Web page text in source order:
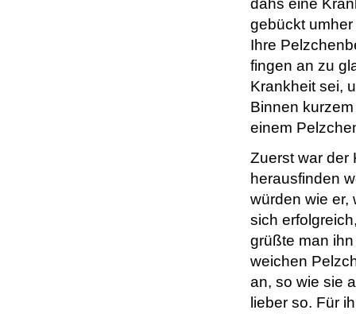
dahs eine
gebückt
Ihre
fingen an zu
Krankheit sei,
Binnen
einem
Zuerst war der
herausfinden
würden wie er,
sich
grüßte man
weichen
an, so wie sie
lieber so. Für